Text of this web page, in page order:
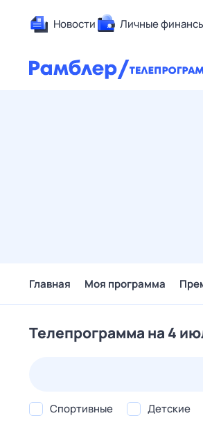
Новости Личные
Главная Моя программа
Телепрограмма на 4
Спортивные Детские